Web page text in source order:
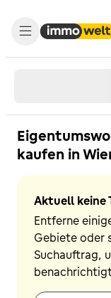
kaufen in
Aktuell keine
Entferne
Gebiete oder
Suchauftrag,